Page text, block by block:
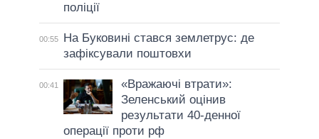
поліції
00:55
На Буковині стався землетрус: де
зафіксували поштовхи
00:41
«Вражаючі втрати»:
Зеленський оцінив
результати 40-денної
операції проти рф